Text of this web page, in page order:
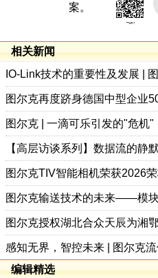
案。
相关新闻
IO-Link技术的重要性及发展 |
图尔克再度跻身德国中型企业
图尔克 | 一滴可乐引发的"危机"
图尔克TIV智能相机荣获2026
图尔克输送技术的未来——模块
感知无界，智控未来 | 图尔克流
编辑精选